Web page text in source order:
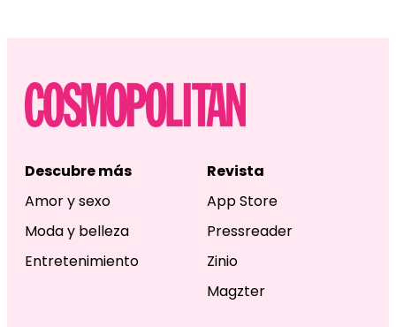
Descubre más
Amor y sexo
Moda y belleza
Entretenimiento
Revista
App Store
Pressreader
Zinio
Magzter